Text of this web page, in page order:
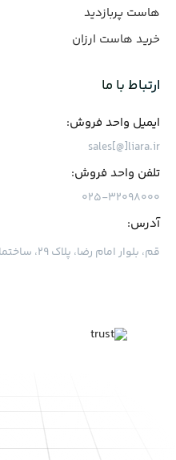
هاست پربازدید
خرید هاست ارزان
ارتباط با ما
ایمیل واحد فروش:
sales[@]liara.ir
تلفن واحد فروش:
۰۲۵-۳۲۰۹۸۰۰۰
آدرس:
قم، بلوار امام رضا، پلاک ۲۹، ساختمان امام رضا، طبقه ۳، واحد ۷